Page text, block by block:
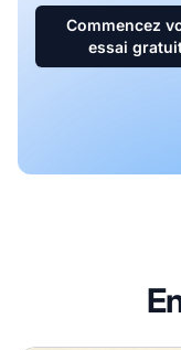
Commencez
essai